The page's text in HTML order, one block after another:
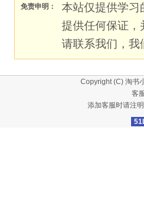
免责申明：
本站仅提供学习
提供任何保证，
请联系我们，我
Copyright (C) 淘书
客
添加客服时请注